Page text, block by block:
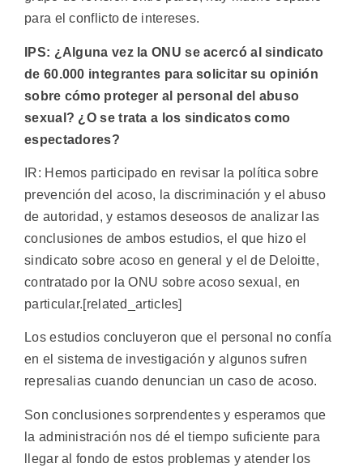
para el conflicto de intereses.
IPS: ¿Alguna vez la ONU se acercó al sindicato
de 60.000 integrantes para solicitar su opinión
sobre cómo proteger al personal del abuso
sexual? ¿O se trata a los sindicatos como
espectadores?
IR: Hemos participado en revisar la política sobre
prevención del acoso, la discriminación y el abuso
de autoridad, y estamos deseosos de analizar las
conclusiones de ambos estudios, el que hizo el
sindicato sobre acoso en general y el de Deloitte,
contratado por la ONU sobre acoso sexual, en
particular.[related_articles]
Los estudios concluyeron que el personal no confía
en el sistema de investigación y algunos sufren
represalias cuando denuncian un caso de acoso.
Son conclusiones sorprendentes y esperamos que
la administración nos dé el tiempo suficiente para
llegar al fondo de estos problemas y atender los